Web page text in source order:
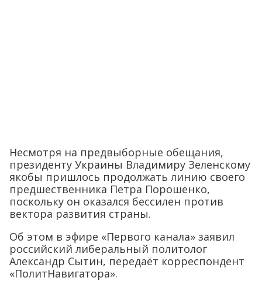
Несмотря на предвыборные обещания,
президенту Украины Владимиру Зеленскому
якобы пришлось продолжать линию своего
предшественника Петра Порошенко,
поскольку он оказался бессилен против
вектора развития страны.
Об этом в эфире «Первого канала» заявил
российский либеральный политолог
Александр Сытин, передаёт корреспондент
«ПолитНавигатора».